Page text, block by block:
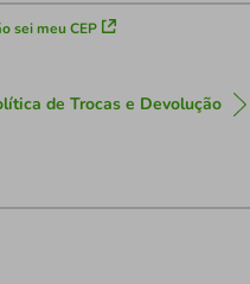
sei meu CEP
de Trocas e Devolução